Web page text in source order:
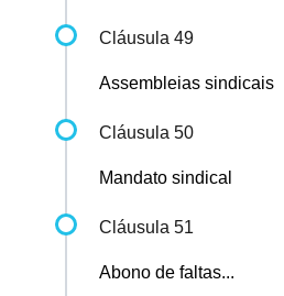
Cláusula 49
Assembleias sindicais
Cláusula 50
Mandato sindical
Cláusula 51
Abono de faltas...